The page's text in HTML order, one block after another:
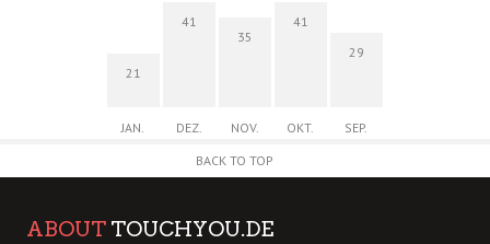
21
JAN.
41
DEZ.
35
NOV.
41
OKT.
29
SEP.
BACK TO TOP
ABOUT TOUCHYOU.DE